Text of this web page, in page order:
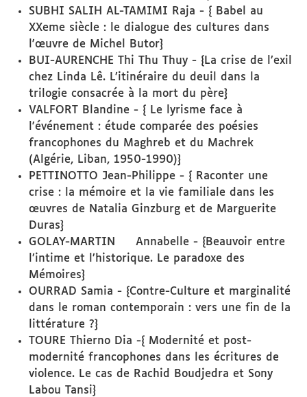
SUBHI SALIH AL-TAMIMI Raja - { Babel au
XXeme siècle : le dialogue des cultures dans
l'œuvre de Michel Butor}
BUI-AURENCHE Thi Thu Thuy - {La crise de l’exil
chez Linda Lê. L’itinéraire du deuil dans la
trilogie consacrée à la mort du père}
VALFORT Blandine - { Le lyrisme face à
l'événement : étude comparée des poésies
francophones du Maghreb et du Machrek
(Algérie, Liban, 1950-1990)}
PETTINOTTO Jean-Philippe - { Raconter une
crise : la mémoire et la vie familiale dans les
œuvres de Natalia Ginzburg et de Marguerite
Duras}
GOLAY-MARTIN Annabelle - {Beauvoir entre
l’intime et l’historique. Le paradoxe des
Mémoires}
OURRAD Samia - {Contre-Culture et marginalité
dans le roman contemporain : vers une fin de la
littérature ?}
TOURE Thierno Dia -{ Modernité et post-
modernité francophones dans les écritures de
violence. Le cas de Rachid Boudjedra et Sony
Labou Tansi}